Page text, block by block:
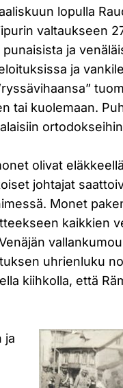
lopulla
valtaukseen
ja
ja
tai kuolemaan.
olivat
johtajat
Monet
kaikkien
uhrienluku
kiihkolla, että
ja